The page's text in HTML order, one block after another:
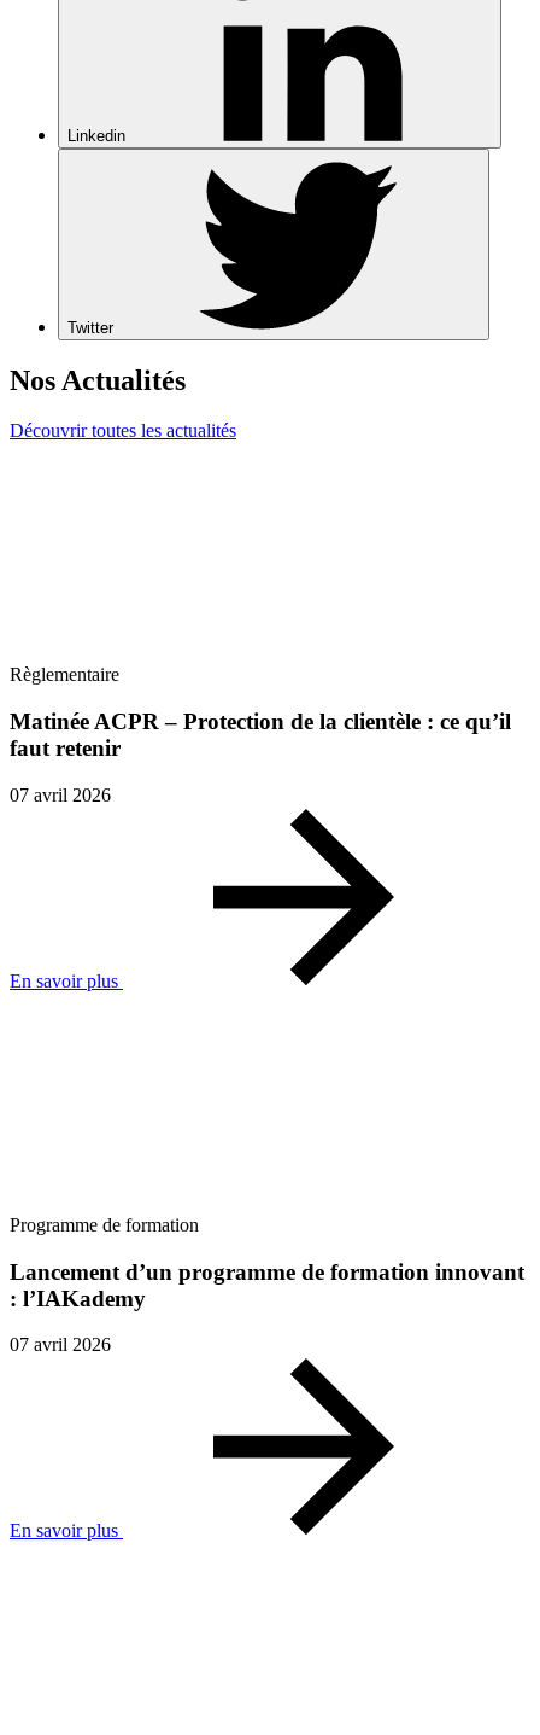
Linkedin
Twitter
Nos Actualités
Découvrir toutes les actualités
Règlementaire
Matinée ACPR – Protection de la clientèle : ce qu’il
faut retenir
07 avril 2026
En savoir plus
Programme de formation
Lancement d’un programme de formation innovant
: l’IAKademy
07 avril 2026
En savoir plus